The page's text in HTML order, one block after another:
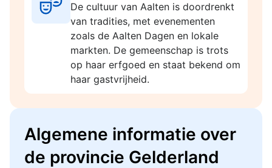
De cultuur van Aalten is doordrenkt
van tradities, met evenementen
zoals de Aalten Dagen en lokale
markten. De gemeenschap is trots
op haar erfgoed en staat bekend om
haar gastvrijheid.
Algemene informatie over
de provincie Gelderland